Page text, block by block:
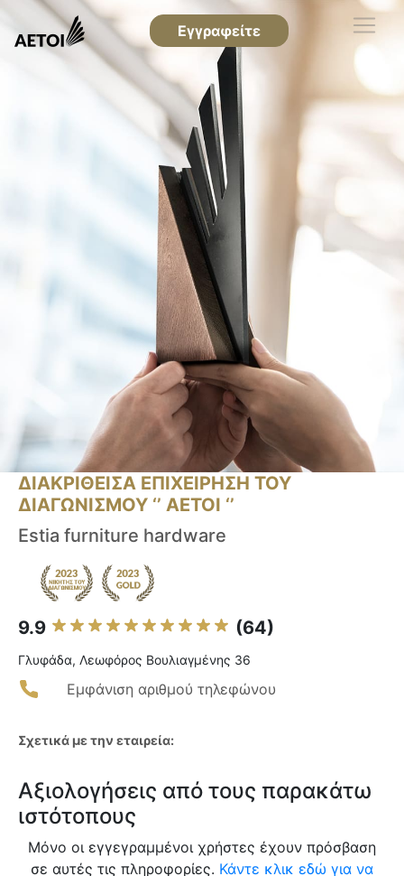
Εγγραφείτε
ΔΙΑΚΡΙΘΕΙΣΑ ΕΠΙΧΕΙΡΗΣΗ ΤΟΥ
ΔΙΑΓΩΝΙΣΜΟΥ ‘’ ΑΕΤΟΙ ‘’
Estia furniture hardware
9.9 (64)
Γλυφάδα, Λεωφόρος Βουλιαγμένης 36
Εμφάνιση αριθμού τηλεφώνου
Σχετικά με την εταιρεία:
Αξιολογήσεις από τους παρακάτω
ιστότοπους
Μόνο οι εγγεγραμμένοι χρήστες έχουν πρόσβαση
σε αυτές τις πληροφορίες. Κάντε κλικ εδώ για να